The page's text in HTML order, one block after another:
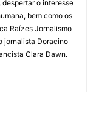
despertar o interesse
bem como os
Raízes Jornalismo
jornalista Doracino
Clara Dawn.